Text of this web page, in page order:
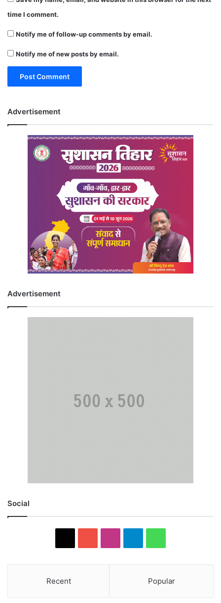
time I comment.
Notify me of follow-up comments by email.
Notify me of new posts by email.
Advertisement
Advertisement
Social
Recent Popular